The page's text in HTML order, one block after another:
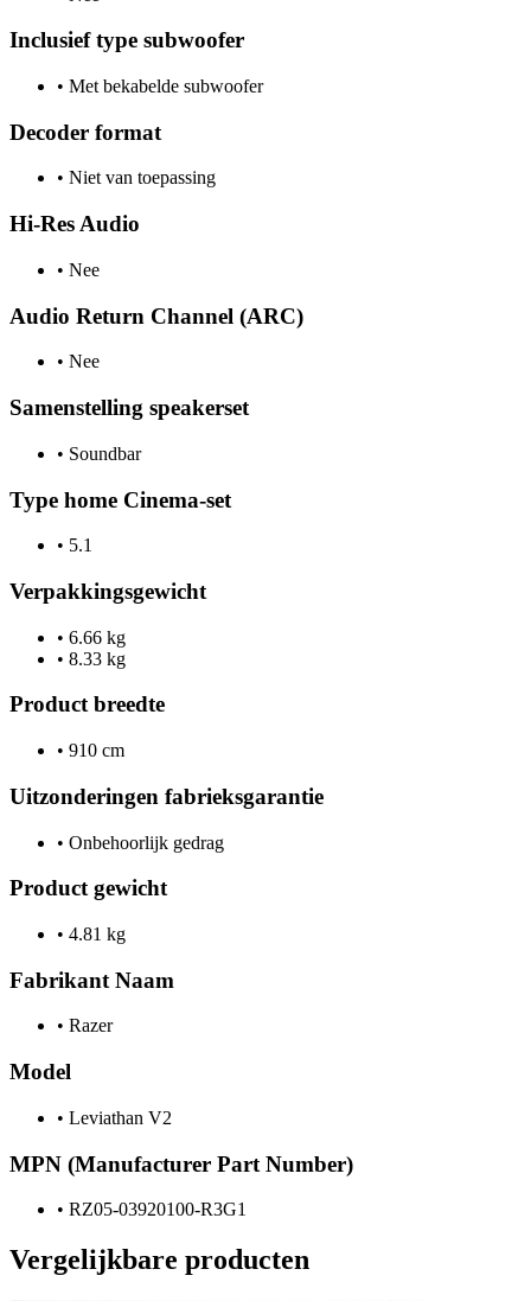
Inclusief type subwoofer
• Met bekabelde subwoofer
Decoder format
• Niet van toepassing
Hi-Res Audio
• Nee
Audio Return Channel (ARC)
• Nee
Samenstelling speakerset
• Soundbar
Type home Cinema-set
• 5.1
Verpakkingsgewicht
• 6.66 kg
• 8.33 kg
Product breedte
• 910 cm
Uitzonderingen fabrieksgarantie
• Onbehoorlijk gedrag
Product gewicht
• 4.81 kg
Fabrikant Naam
• Razer
Model
• Leviathan V2
MPN (Manufacturer Part Number)
• RZ05-03920100-R3G1
Vergelijkbare producten